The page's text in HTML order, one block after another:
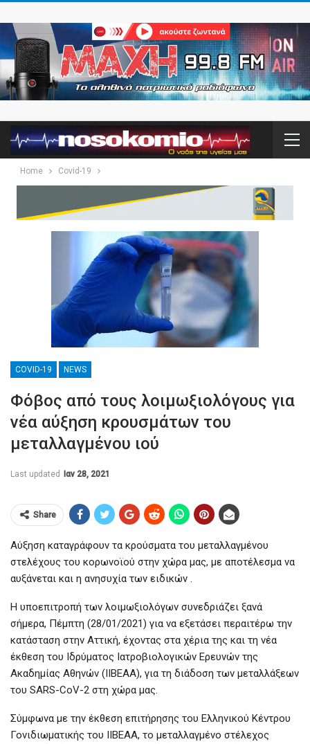
Home Covid-19
COVID-19 NEWS
Φόβος από τους λοιμωξιολόγους για
νέα αύξηση κρουσμάτων του
μεταλλαγμένου ιού
Last updated Ιαν 28, 2021
Share
Αύξηση καταγράφουν τα κρούσματα του μεταλλαγμένου
στελέχους του κορωνοϊού στην χώρα μας, με αποτέλεσμα να
αυξάνεται και η ανησυχία των ειδικών .
Η υποεπιτροπή των λοιμωξιολόγων συνεδριάζει ξανά
σήμερα, Πέμπτη (28/01/2021) για να εξετάσει περαιτέρω την
κατάσταση στην Αττική, έχοντας στα χέρια της και τη νέα
έκθεση του Ιδρύματος Ιατροβιολογικών Ερευνών της
Ακαδημίας Αθηνών (ΙΙΒΕΑΑ), για τη διάδοση των μεταλλάξεων
του SARS-CoV-2 στη χώρα μας.
Σύμφωνα με την έκθεση επιτήρησης του Ελληνικού Κέντρου
Γονιδιωματικής του ΙΙΒΕΑΑ, το μεταλλαγμένο στέλεχος